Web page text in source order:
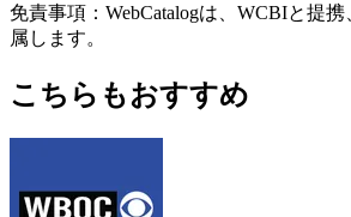
免責事項：WebCatalogは、WCBIと提
属します。
こちらもおすすめ